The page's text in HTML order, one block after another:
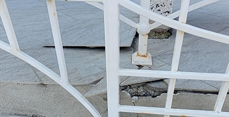
Перейти к основному содержанию